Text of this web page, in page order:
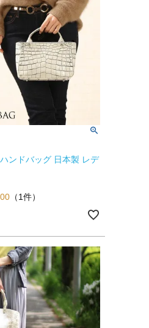
ンドバッグ 日本製 レデ
（1件）